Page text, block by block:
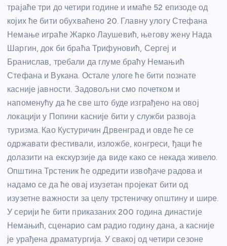
трајаће три до четири године и имаће 52 епизоде од
којих ће бити обухваћено 20. Главну улогу Стефана
Немање играће Жарко Лаушевић, његову жену Нада
Шаргин, док би браћа Трифуновић, Сергеј и
Бранислав, требали да глуме браћу Немањић
Стефана и Вукана. Остале улоге ће бити познате
касније јавности. Задовољни смо почетком и
напоменућу да ће све што буде изграђено на овој
локацији у Попини касније бити у служби развоја
туризма. Као Кустуричин Дрвенград и овде ће се
одржавати фестивали, изложбе, конгреси, ђаци ће
долазити на екскурзије да виде како се некада живело.
Општина Трстеник ће одредити извођаче радова и
надамо се да ће овај изузетан пројекат бити од
изузетне важности за целу трстеничку општину и шире.
У серији ће бити приказаних 200 година династије
Немањић, сценарио сам радио годину дана, а касније
је урађена драматургија. У свакој од четири сезоне